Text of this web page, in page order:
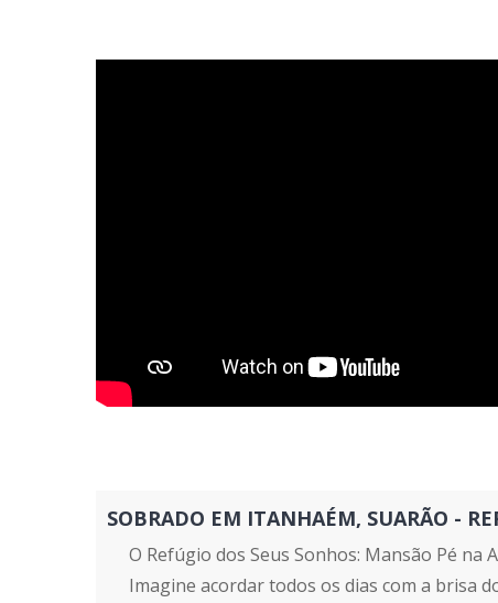
SOBRADO EM ITANHAÉM, SUARÃO -
O Refúgio dos Seus Sonhos: Mansão Pé na
Imagine acordar todos os dias com a brisa